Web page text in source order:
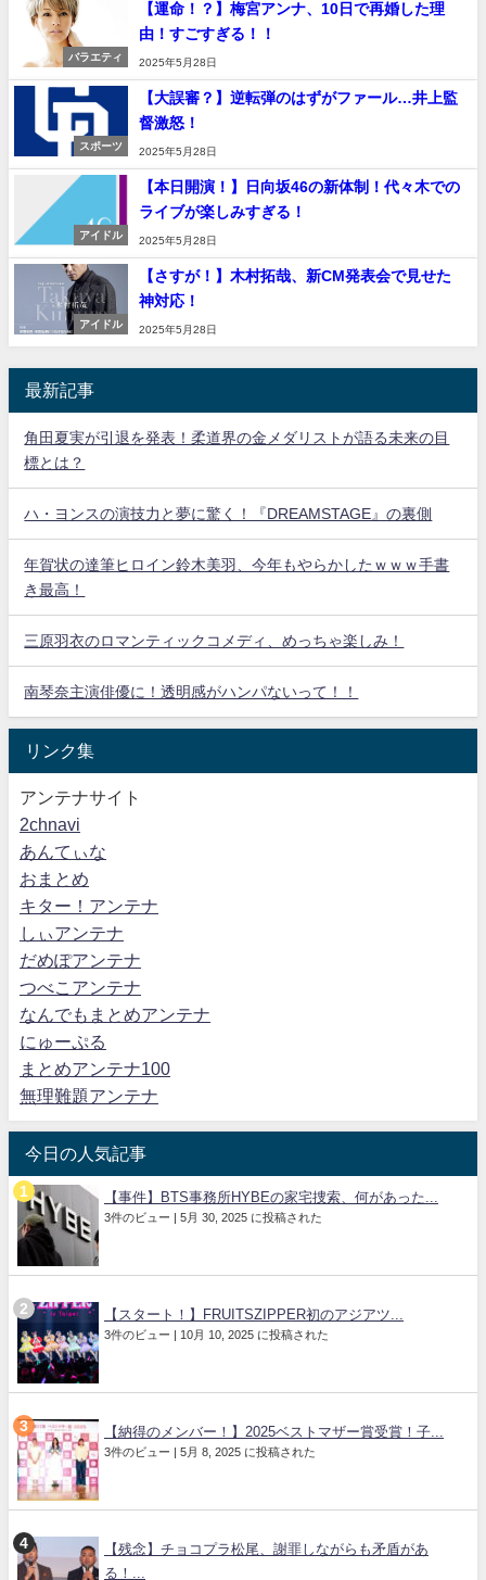
バラエティ
【運命！？】梅宮アンナ、10日で再婚した理
由！すごすぎる！！
2025年5月28日
スポーツ
【大誤審？】逆転弾のはずがファール…井上監
督激怒！
2025年5月28日
アイドル
【本日開演！】日向坂46の新体制！代々木での
ライブが楽しみすぎる！
2025年5月28日
アイドル
【さすが！】木村拓哉、新CM発表会で見せた
神対応！
2025年5月28日
最新記事
角田夏実が引退を発表！柔道界の金メダリストが語る未来の目
標とは？
ハ・ヨンスの演技力と夢に驚く！『DREAMSTAGE』の裏側
年賀状の達筆ヒロイン鈴木美羽、今年もやらかしたｗｗｗ手書
き最高！
三原羽衣のロマンティックコメディ、めっちゃ楽しみ！
南琴奈主演俳優に！透明感がハンパないって！！
リンク集
アンテナサイト
2chnavi
あんてぃな
おまとめ
キター！アンテナ
しぃアンテナ
だめぽアンテナ
つべこアンテナ
なんでもまとめアンテナ
にゅーぷる
まとめアンテナ100
無理難題アンテナ
今日の人気記事
【事件】BTS事務所HYBEの家宅捜索、何があった...
3件のビュー | 5月 30, 2025 に投稿された
【スタート！】FRUITSZIPPER初のアジアツ...
3件のビュー | 10月 10, 2025 に投稿された
【納得のメンバー！】2025ベストマザー賞受賞！子...
3件のビュー | 5月 8, 2025 に投稿された
【残念】チョコプラ松尾、謝罪しながらも矛盾があ
る！...